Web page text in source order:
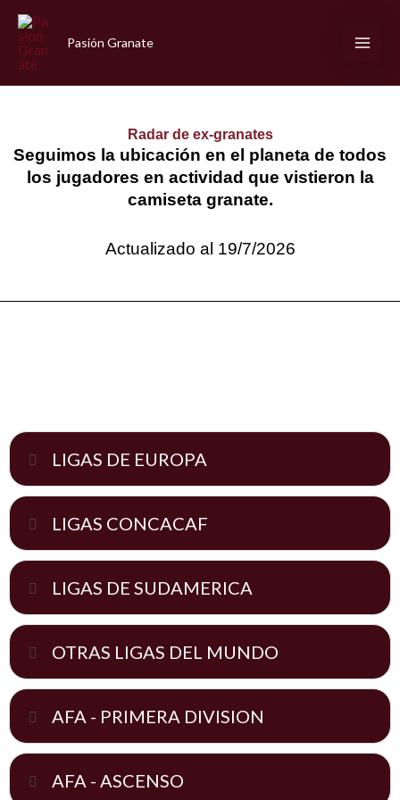
contenido
Pasión Granate
Radar de ex-granates
Seguimos la ubicación en el planeta de todos
los jugadores en actividad que vistieron la
camiseta granate.
Actualizado al 19/7/2026
LIGAS DE EUROPA
LIGAS CONCACAF
LIGAS DE SUDAMERICA
OTRAS LIGAS DEL MUNDO
AFA - PRIMERA DIVISION
AFA - ASCENSO